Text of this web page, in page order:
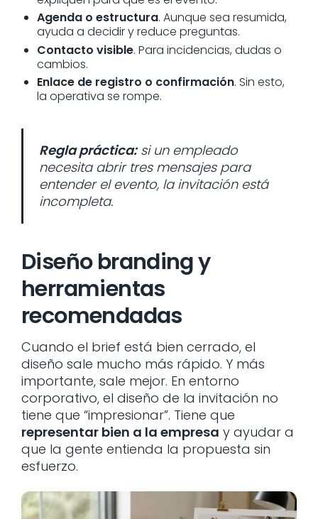
Agenda o estructura. Aunque sea resumida,
ayuda a decidir y reduce preguntas.
Contacto visible. Para incidencias, dudas o
cambios.
Enlace de registro o confirmación. Sin esto,
la operativa se rompe.
Regla práctica:si un empleado
necesita abrir tres mensajes para
entender el evento, la invitación está
incompleta.
Diseño branding y
herramientas
recomendadas
Cuando el brief está bien cerrado, el
diseño sale mucho más rápido. Y más
importante, sale mejor. En entorno
corporativo, el diseño de la invitación no
tiene que “impresionar”. Tiene que
representar bien a la empresa y ayudar a
que la gente entienda la propuesta sin
esfuerzo.